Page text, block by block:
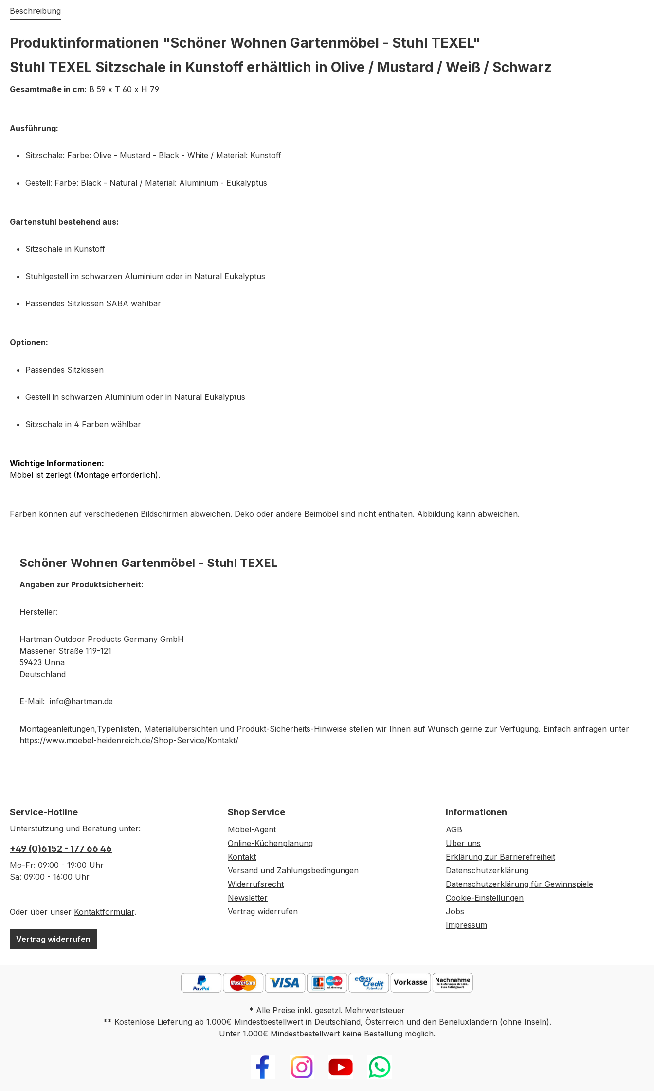
Beschreibung
Produktinformationen "Schöner Wohnen Gartenmöbel - Stuhl TEXEL"
Stuhl TEXEL Sitzschale in Kunstoff erhältlich in Olive / Mustard / Weiß / Schwarz
Gesamtmaße in cm: B 59 x T 60 x H 79
Ausführung:
Sitzschale: Farbe: Olive - Mustard - Black - White / Material: Kunstoff
Gestell: Farbe: Black - Natural / Material: Aluminium - Eukalyptus
Gartenstuhl bestehend aus:
Sitzschale in Kunstoff
Stuhlgestell im schwarzen Aluminium oder in Natural Eukalyptus
Passendes Sitzkissen SABA wählbar
Optionen:
Passendes Sitzkissen
Gestell in schwarzen Aluminium oder in Natural Eukalyptus
Sitzschale in 4 Farben wählbar
Wichtige Informationen:
Möbel ist zerlegt (Montage erforderlich).
Farben können auf verschiedenen Bildschirmen abweichen. Deko oder andere Beimöbel sind nicht enthalten. Abbildung kann abweichen.
Schöner Wohnen Gartenmöbel - Stuhl TEXEL
Angaben zur Produktsicherheit:
Hersteller:
Hartman Outdoor Products Germany GmbH
Massener Straße 119-121
59423 Unna
Deutschland
E-Mail: info@hartman.de
Montageanleitungen,Typenlisten, Materialübersichten und Produkt-Sicherheits-Hinweise stellen wir Ihnen auf Wunsch gerne zur Verfügung. Einfach anfragen unter
https://www.moebel-heidenreich.de/Shop-Service/Kontakt/
Service-Hotline
Unterstützung und Beratung unter:
+49 (0)6152 - 177 66 46
Mo-Fr: 09:00 - 19:00 Uhr
Sa: 09:00 - 16:00 Uhr
Oder über unser Kontaktformular.
Vertrag widerrufen
Shop Service
Möbel-Agent
Online-Küchenplanung
Kontakt
Versand und Zahlungsbedingungen
Widerrufsrecht
Newsletter
Vertrag widerrufen
Informationen
AGB
Über uns
Erklärung zur Barrierefreiheit
Datenschutzerklärung
Datenschutzerklärung für Gewinnspiele
Cookie-Einstellungen
Jobs
Impressum
* Alle Preise inkl. gesetzl. Mehrwertsteuer
** Kostenlose Lieferung ab 1.000€ Mindestbestellwert in Deutschland, Österreich und den Beneluxländern (ohne Inseln).
Unter 1.000€ Mindestbestellwert keine Bestellung möglich.